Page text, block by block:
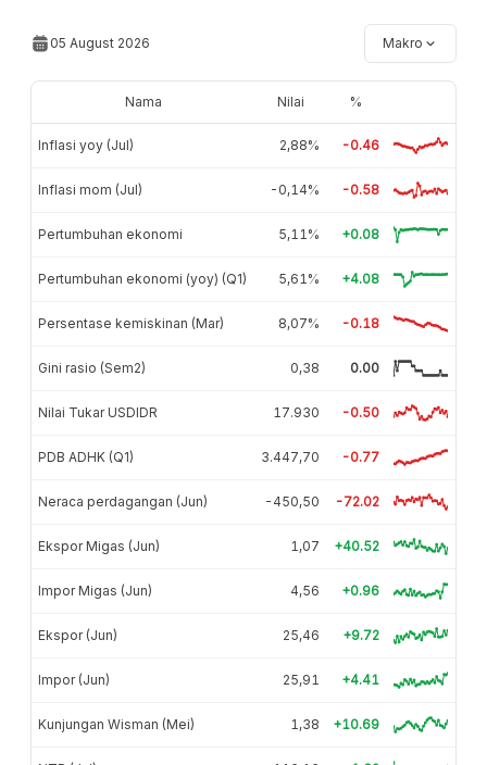
05 August 2026 Makro
Nama Nilai %
Inflasi yoy (Jul) 2,88% -0.46
Inflasi mom (Jul) -0,14% -0.58
Pertumbuhan ekonomi 5,11% +0.08
Pertumbuhan ekonomi (yoy) (Q1) 5,61% +4.08
Persentase kemiskinan (Mar) 8,07% -0.18
Gini rasio (Sem2) 0,38 0.00
Nilai Tukar USDIDR 17.930 -0.50
PDB ADHK (Q1) 3.447,70 -0.77
Neraca perdagangan (Jun) -450,50 -72.02
Ekspor Migas (Jun) 1,07 +40.52
Impor Migas (Jun) 4,56 +0.96
Ekspor (Jun) 25,46 +9.72
Impor (Jun) 25,91 +4.41
Kunjungan Wisman (Mei) 1,38 +10.69